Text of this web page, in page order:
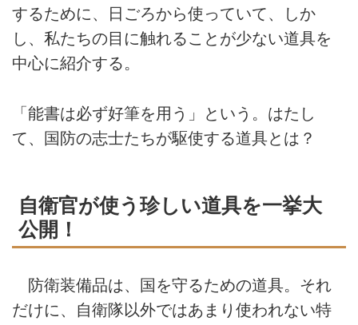
するために、日ごろから使っていて、しか
し、私たちの目に触れることが少ない道具を
中心に紹介する。
「能書は必ず好筆を用う」という。はたし
て、国防の志士たちが駆使する道具とは？
自衛官が使う珍しい道具を一挙大
公開！
防衛装備品は、国を守るための道具。それ
だけに、自衛隊以外ではあまり使われない特